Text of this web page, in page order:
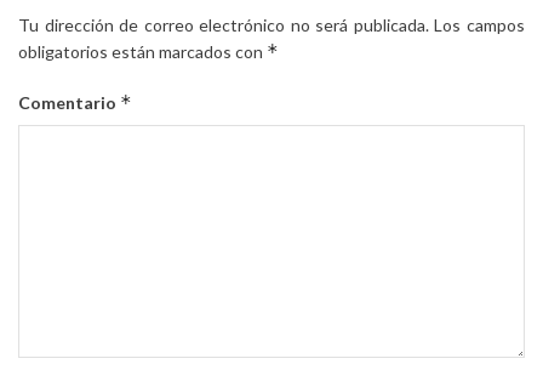
Tu dirección de correo electrónico no será publicada. Los campos
obligatorios están marcados con *
Comentario *